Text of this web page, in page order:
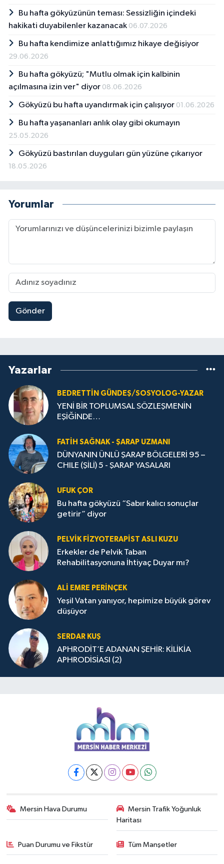
Bu hafta gökyüzünün teması: Sessizliğin içindeki
hakikati duyabilenler kazanacak 06.07.2026
Bu hafta kendimize anlattığımız hikaye değişiyor
29.06.2026
Bu hafta gökyüzü; "Mutlu olmak için kalbinin
açılmasına izin ver" diyor 08.06.2026
Gökyüzü bu hafta uyandırmak için çalışıyor 01.06.2026
Bu hafta yaşananları anlık olay gibi okumayın
25.05.2026
Gökyüzü bastırılan duyguları gün yüzüne çıkarıyor
18.05.2026
Yorumlar
Gönder
Yazarlar
BEDRETTIN GÜNDEŞ/SOSYOLOG-YAZAR
YENİ BİR TOPLUMSAL SÖZLEŞMENİN
EŞİĞİNDE…
FATIH SAĞNAK - ŞARAP UZMANI
DÜNYANIN ÜNLÜ ŞARAP BÖLGELERİ 95 –
CHILE (ŞİLİ) 5 - ŞARAP YASALARI
UFUK ÇOR
Bu hafta gökyüzü “Sabır kalıcı sonuçlar
getirir” diyor
PELVIK FIZYOTERAPIST ASLI KUZU
Erkekler de Pelvik Taban
Rehabilitasyonuna İhtiyaç Duyar mı?
ALİ EMRE PERİNÇEK
Yeşil Vatan yanıyor, hepimize büyük görev
düşüyor
SERDAR KUŞ
APHRODİT’E ADANAN ŞEHİR: KİLİKİA
APHRODİSİASI (2)
Mersin Hava Durumu
Mersin Trafik Yoğunluk
Haritası
Puan Durumu ve Fikstür Tüm Manşetler